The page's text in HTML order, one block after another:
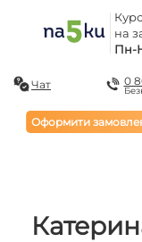
на
Пн-
Чат 0
Оформити